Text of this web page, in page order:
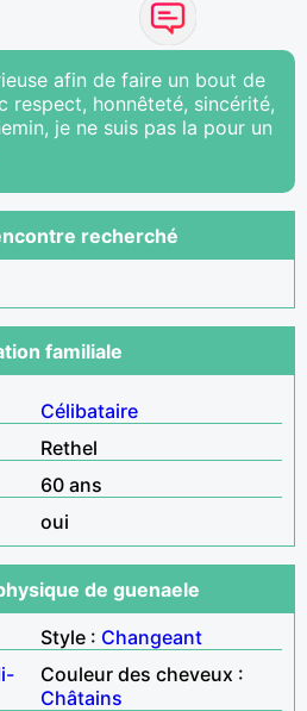
afin de faire un bout de
respect, honnêteté, sincérité,
je ne suis pas la pour un
recherché
familiale
Célibataire
Rethel
60 ans
oui
de guenaele
Style : Changeant
Couleur des cheveux :
Châtains